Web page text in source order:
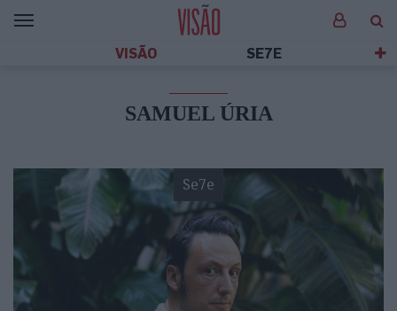
VISÃO SE7E
SAMUEL ÚRIA
Se7e